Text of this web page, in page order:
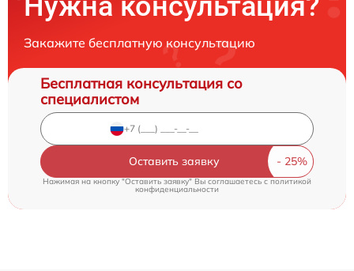
Закажите бесплатную консультацию
Бесплатная консультация со
специалистом
Оставить заявку
Нажимая на кнопку "Оставить заявку" Вы соглашаетесь cполитикой
конфиденциальности